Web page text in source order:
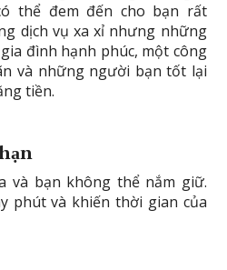
thể đem đến cho bạn rất
dịch vụ xa xỉ nhưng những
đình hạnh phúc, một công
và những người bạn tốt lại
tiền.
và bạn không thể nắm giữ.
phút và khiến thời gian của